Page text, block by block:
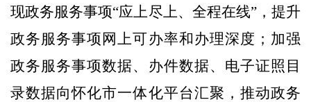
现政务服务事项“应上尽上、全程在线”，提升
政务服务事项网上可办率和办理深度；加强
政务服务事项数据、办件数据、电子证照目
录数据向怀化市一体化平台汇聚，推动政务